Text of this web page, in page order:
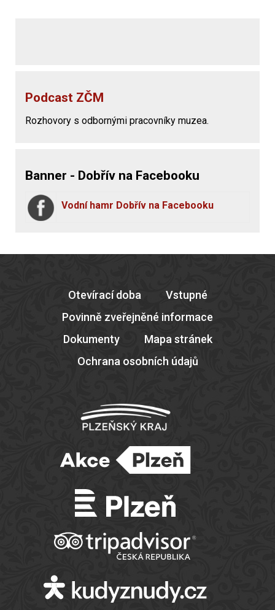
Podcast ZČM
Rozhovory s odbornými pracovníky muzea.
Banner - Dobřív na Facebooku
Vodní hamr Dobřív na Facebooku
Otevírací doba
Vstupné
Povinně zveřejněné informace
Dokumenty
Mapa stránek
Ochrana osobních údajů